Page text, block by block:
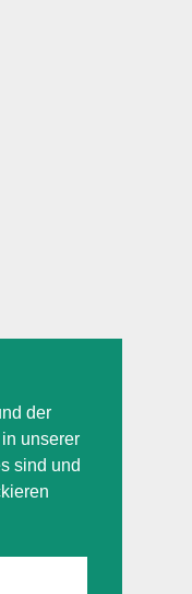
der
unserer
sind und